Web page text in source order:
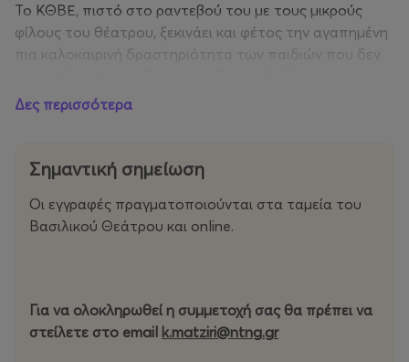
Το ΚΘΒΕ, πιστό στο ραντεβού του με τους μικρούς
φίλους του θέατρου, ξεκινάει και φέτος την αγαπημένη
πια καλοκαιρινή δραστηριότητα των παιδιών που δεν
Εργαστήριο!
Αυγούστου έως τις 10 Σεπτεμβρίου 2026, το Θέατρο
ανοίγει την αγκαλιά του και προσκαλεί τους
λιλιπούτειους θεατρόφιλους σ’ έναν κόσμο έκφρασης,
φαντασίας και δημιουργίας.
από τη θεατρική έκφραση και το παιχνίδι να γνωρίσουν
τα διαφορετικά είδη θεάτρου, να εξερευνήσουν τη
Δες περισσότερα
Σημαντική σημείωση
Οι εγγραφές πραγματοποιούνται στα ταμεία του
Βασιλικού Θεάτρου και online.
Για να ολοκληρωθεί η συμμετοχή σας θα πρέπει να
στείλετε στο email k.matziri@ntng.gr